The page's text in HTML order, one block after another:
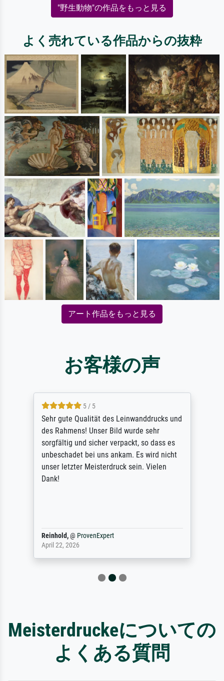
"野生動物"の作品をもっと見る
よく売れている作品からの抜粋
アート作品をもっと見る
お客様の声
5 / 5
Sehr gute Qualität des Leinwanddrucks und
des Rahmens! Unser Bild wurde sehr
sorgfältig und sicher verpackt, so dass es
unbeschadet bei uns ankam. Es wird nicht
unser letzter Meisterdruck sein. Vielen
Dank!
Reinhold,@ ProvenExpert
April 22, 2026
Meisterdruckeについての
よくある質問